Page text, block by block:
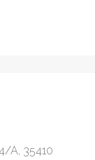
A, 35410